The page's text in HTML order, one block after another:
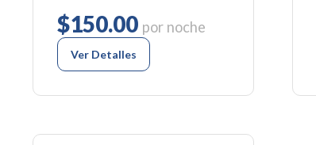
$150.00 por noche
Ver Detalles